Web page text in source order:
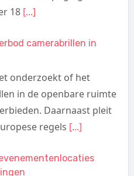
18 [...]
camerabrillen in
onderzoekt of het
in de openbare ruimte
Daarnaast pleit
regels [...]